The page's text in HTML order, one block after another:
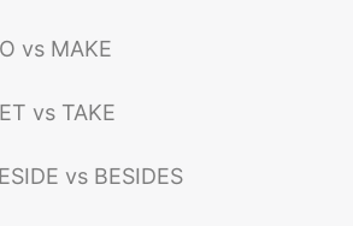
vs MAKE
vs TAKE
vs BESIDES